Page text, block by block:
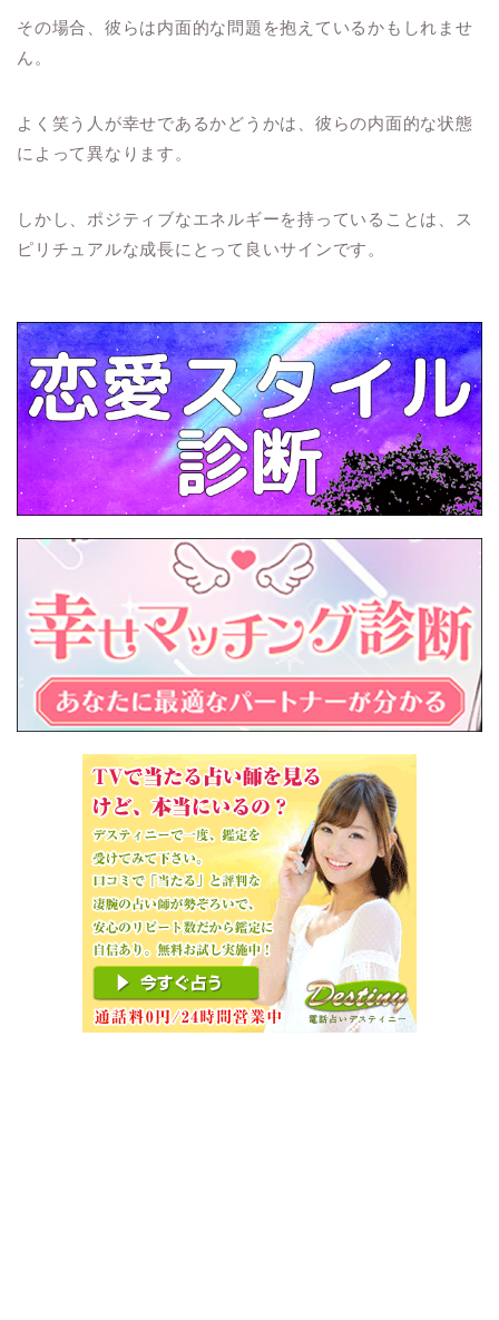
その場合、彼らは内面的な問題を抱えているかもしれませ
ん。
よく笑う人が幸せであるかどうかは、彼らの内面的な状態
によって異なります。
しかし、ポジティブなエネルギーを持っていることは、ス
ピリチュアルな成長にとって良いサインです。